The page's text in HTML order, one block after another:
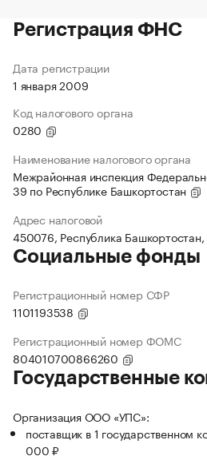
Регистрация ФНС
Дата регистрации
1 января 2009
Код налогового органа
0280
Наименование налогового органа
Межрайонная инспекция
39 по Республике Башкортостан
Адрес налоговой
450076, Республика
Социальные фонды
Регистрационный номер СФР
1101193538
Регистрационный номер ФОМС
804010700866260
Государственные
Организация ООО «УПС»:
поставщик в 1 государственном
000 ₽